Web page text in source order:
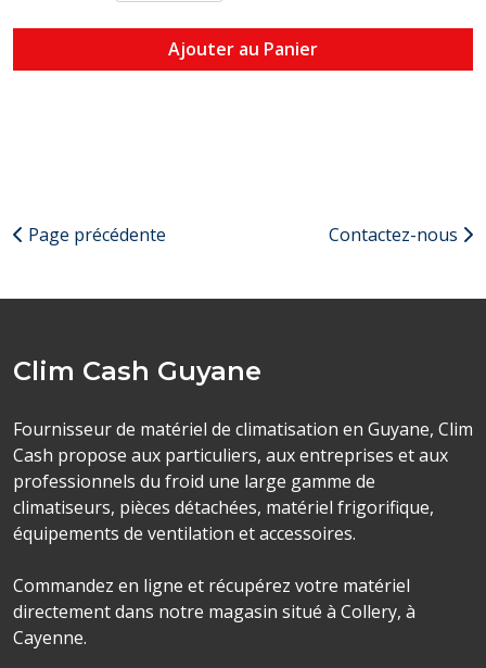
Ajouter au Panier
Page précédente Contactez-nous
Clim Cash Guyane
Fournisseur de matériel de climatisation en Guyane, Clim
Cash propose aux particuliers, aux entreprises et aux
professionnels du froid une large gamme de
climatiseurs, pièces détachées, matériel frigorifique,
équipements de ventilation et accessoires.
Commandez en ligne et récupérez votre matériel
directement dans notre magasin situé à Collery, à
Cayenne.